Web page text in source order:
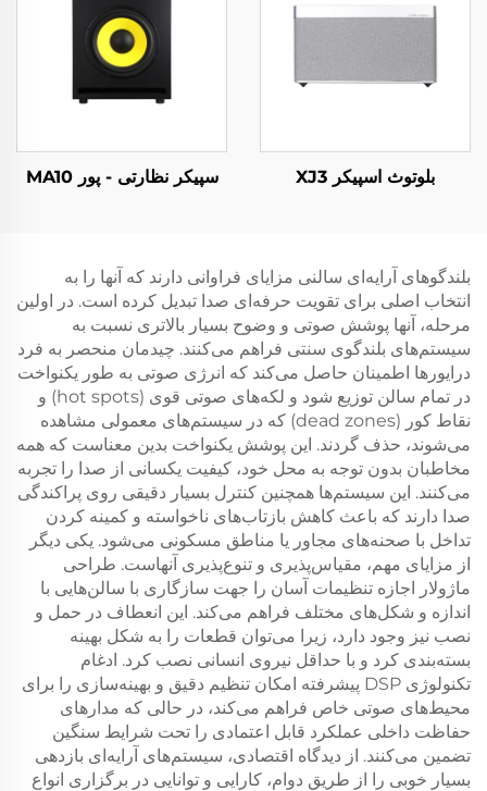
بلوتوث اسپیکر XJ3 سپیکر نظارتی - پور MA10
بلندگوهای آرایه‌ای سالنی مزایای فراوانی دارند که آنها را به
انتخاب اصلی برای تقویت حرفه‌ای صدا تبدیل کرده است. در اولین
مرحله، آنها پوشش صوتی و وضوح بسیار بالاتری نسبت به
سیستم‌های بلندگوی سنتی فراهم می‌کنند. چیدمان منحصر به فرد
درایورها اطمینان حاصل می‌کند که انرژی صوتی به طور یکنواخت
در تمام سالن توزیع شود و لکه‌های صوتی قوی (hot spots) و
نقاط کور (dead zones) که در سیستم‌های معمولی مشاهده
می‌شوند، حذف گردند. این پوشش یکنواخت بدین معناست که همه
مخاطبان بدون توجه به محل خود، کیفیت یکسانی از صدا را تجربه
می‌کنند. این سیستم‌ها همچنین کنترل بسیار دقیقی روی پراکندگی
صدا دارند که باعث کاهش بازتاب‌های ناخواسته و کمینه کردن
تداخل با صحنه‌های مجاور یا مناطق مسکونی می‌شود. یکی دیگر
از مزایای مهم، مقیاس‌پذیری و تنوع‌پذیری آنهاست. طراحی
ماژولار اجازه تنظیمات آسان را جهت سازگاری با سالن‌هایی با
اندازه و شکل‌های مختلف فراهم می‌کند. این انعطاف در حمل و
نصب نیز وجود دارد، زیرا می‌توان قطعات را به شکل بهینه
بسته‌بندی کرد و با حداقل نیروی انسانی نصب کرد. ادغام
تکنولوژی DSP پیشرفته امکان تنظیم دقیق و بهینه‌سازی را برای
محیط‌های صوتی خاص فراهم می‌کند، در حالی که مدارهای
حفاظت داخلی عملکرد قابل اعتمادی را تحت شرایط سنگین
تضمین می‌کنند. از دیدگاه اقتصادی، سیستم‌های آرایه‌ای بازدهی
بسیار خوبی را از طریق دوام، کارایی و توانایی در برگزاری انواع